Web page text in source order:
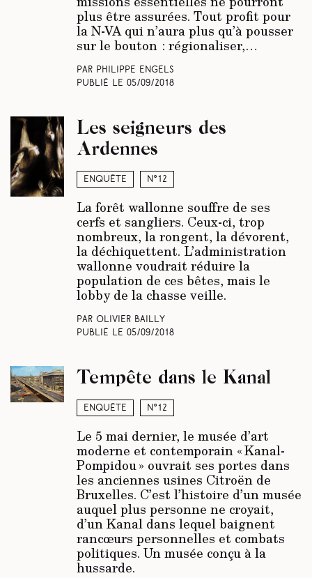
plus être assurées. Tout profit pour
la N-VA qui n’aura plus qu’à pousser
sur le bouton : régionaliser,…
Par Philippe Engels
Publié le 05/09/2018
Enquête N°12
Les seigneurs des
Ardennes
La forêt wallonne souffre de ses
cerfs et sangliers. Ceux-ci, trop
nombreux, la rongent, la dévorent,
la déchiquettent. L’administration
wallonne voudrait réduire la
population de ces bêtes, mais le
lobby de la chasse veille.
Par Olivier Bailly
Publié le 05/09/2018
Enquête N°12
Tempête dans le Kanal
Le 5 mai dernier, le musée d’art
moderne et contemporain « Kanal-
Pompidou » ouvrait ses portes dans
les anciennes usines Citroën de
Bruxelles. C’est l’histoire d’un musée
auquel plus personne ne croyait,
d’un Kanal dans lequel baignent
rancœurs personnelles et combats
politiques. Un musée conçu à la
hussarde.